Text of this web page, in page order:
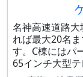
名神高速道路
れば最大20名
す。C棟にはパ
65インチ大型テ